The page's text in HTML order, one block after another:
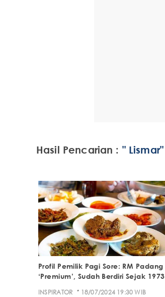
Hasil Pencarian : " Lismar"
Profil Pemilik Pagi Sore: RM Padang
‘Premium’, Sudah Berdiri Sejak 1973
INSPIRATOR · 18/07/2024 19:30 WIB